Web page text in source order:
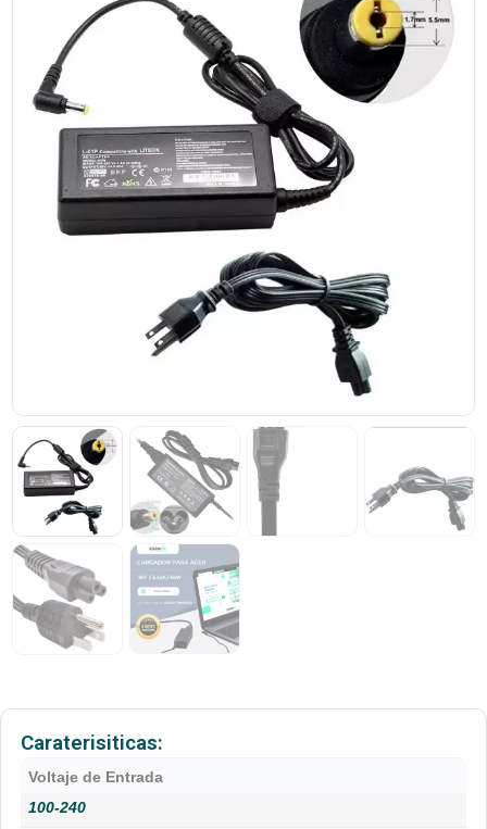
Caraterisiticas:
Voltaje de Entrada
100-240